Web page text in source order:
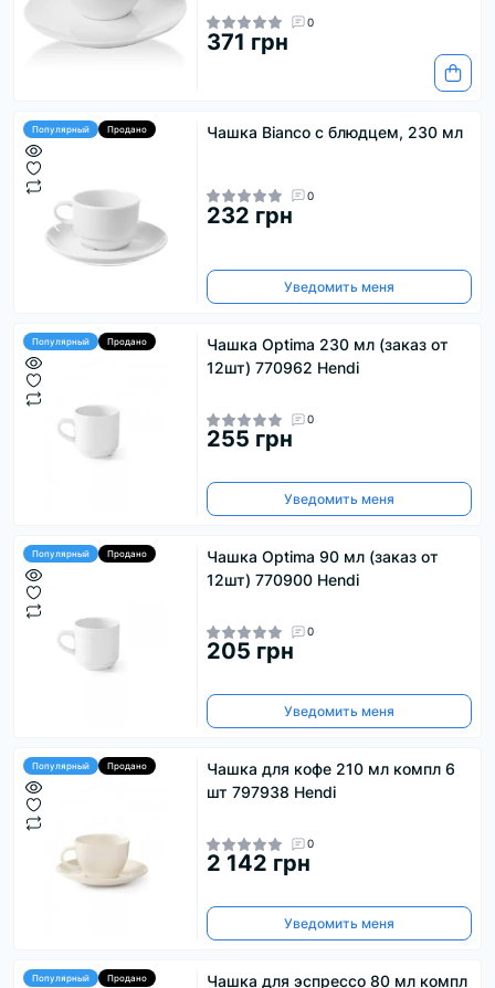
0
371 грн
Популярный Продано Чашка Bianco с блюдцем, 230 мл
0
232 грн
Уведомить меня
Популярный Продано
Чашка Optima 230 мл (заказ от
12шт) 770962 Hendi
0
255 грн
Уведомить меня
Популярный Продано
Чашка Optima 90 мл (заказ от
12шт) 770900 Hendi
0
205 грн
Уведомить меня
Популярный Продано
Чашка для кофе 210 мл компл 6
шт 797938 Hendi
0
2 142 грн
Уведомить меня
Популярный Продано
Чашка для эспрессо 80 мл компл